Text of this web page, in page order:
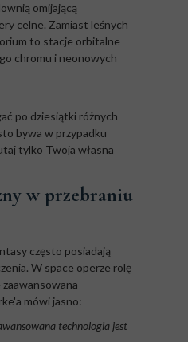
omijającą
celne. Zamiast leśnych
to stacje orbitalne
chromu i neonowych
po dziesiątki różnych
bywa w przypadku
tylko Twoja własna
w przebraniu
często posiadają
W space operze rolę
mówi jasno:
technologia jest